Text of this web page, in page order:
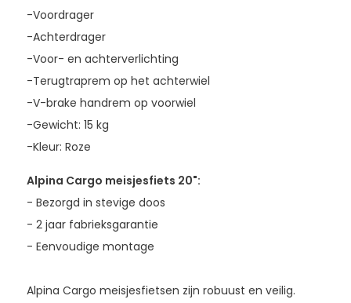
-Voordrager
-Achterdrager
-Voor- en achterverlichting
-Terugtraprem op het achterwiel
-V-brake handrem op voorwiel
-Gewicht: 15 kg
-Kleur: Roze
Alpina Cargo meisjesfiets 20":
- Bezorgd in stevige doos
- 2 jaar fabrieksgarantie
- Eenvoudige montage
Alpina Cargo meisjesfietsen zijn robuust en veilig.